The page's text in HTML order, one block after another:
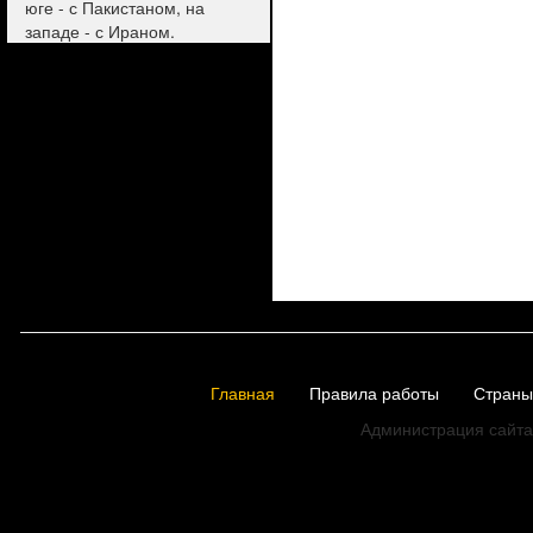
юге - с Пакистаном, на
западе - с Ираном.
Главная Правила работы Страны
Администрация